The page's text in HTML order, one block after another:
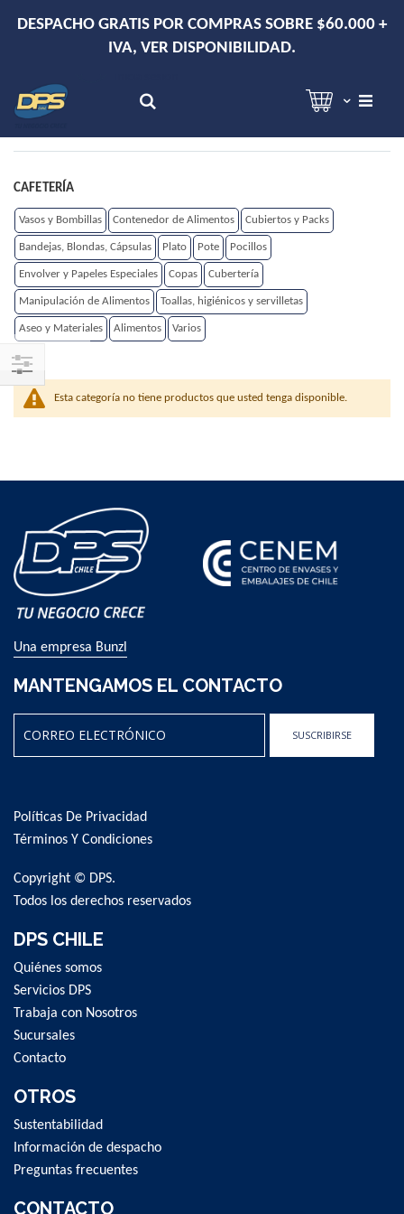
DESPACHO GRATIS POR COMPRAS SOBRE $60.000 +
IVA, VER DISPONIBILIDAD.
Hola!
Esta categoría no tiene productos que usted tenga disponible.
CAFETERÍA
Vasos y Bombillas Contenedor de Alimentos Cubiertos y Packs
Bandejas, Blondas, Cápsulas Plato Pote Pocillos
Envolver y Papeles Especiales Copas Cubertería
Manipulación de Alimentos Toallas, higiénicos y servilletas
Aseo y Materiales Alimentos Varios
Shop
By
Una empresa Bunzl
MANTENGAMOS EL CONTACTO
Our
Newsletter:
SUSCRIBIRSE
Políticas De Privacidad
Términos Y Condiciones
Copyright © DPS.
Todos los derechos reservados
DPS CHILE
Quiénes somos
Servicios DPS
Trabaja con Nosotros
Sucursales
Contacto
OTROS
Sustentabilidad
Información de despacho
Preguntas frecuentes
CONTACTO